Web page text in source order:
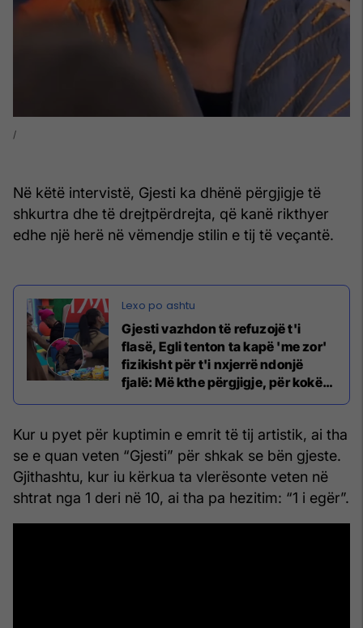
Në këtë intervistë, Gjesti ka dhënë përgjigje të
shkurtra dhe të drejtpërdrejta, që kanë rikthyer
edhe një herë në vëmendje stilin e tij të veçantë.
Gjesti vazhdon të refuzojë t'i
flasë, Egli tenton ta kapë 'me zor'
fizikisht për t'i nxjerrë ndonjë
fjalë: Më kthe përgjigje, për kokë
Kur u pyet për kuptimin e emrit të tij artistik, ai tha
se e quan veten “Gjesti” për shkak se bën gjeste.
Gjithashtu, kur iu kërkua ta vlerësonte veten në
shtrat nga 1 deri në 10, ai tha pa hezitim: “1 i egër”.